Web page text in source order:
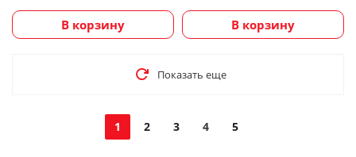
В корзину В корзину
Показать еще
1 2 3 4 5